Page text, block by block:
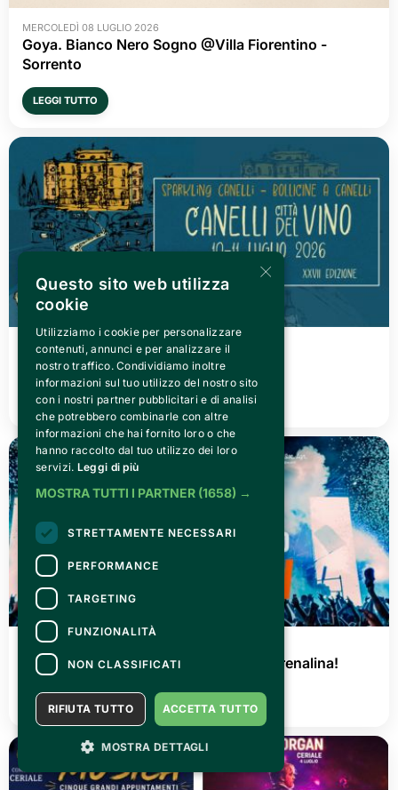
MERCOLEDÌ 08 LUGLIO 2026
Goya. Bianco Nero Sogno @Villa Fiorentino -
Sorrento
LEGGI TUTTO
VENERDÌ 03 LUGLIO 2026
Canelli città del Vino 2026
LEGGI TUTTO
GIOVEDÌ 02 LUGLIO 2026
AGRISHOW 2026: tre giorni di pura adrenalina!
LEGGI TUTTO
×
Questo sito web utilizza
cookie
Utilizziamo i cookie per personalizzare
contenuti, annunci e per analizzare il
nostro traffico. Condividiamo inoltre
informazioni sul tuo utilizzo del nostro sito
con i nostri partner pubblicitari e di analisi
che potrebbero combinarle con altre
informazioni che hai fornito loro o che
hanno raccolto dal tuo utilizzo dei loro
servizi. Leggi di più
MOSTRA TUTTI I PARTNER (1658) →
STRETTAMENTE NECESSARI
PERFORMANCE
TARGETING
FUNZIONALITÀ
NON CLASSIFICATI
ACCETTA TUTTO
RIFIUTA TUTTO
MOSTRA DETTAGLI